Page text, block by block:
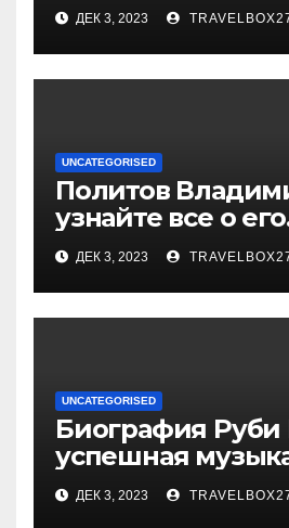
«Иванушки
— история
и судьбы
ДЕК 3, 2023
UNCATEGORISED
Политов
узнайте все о его
биографии,
впечатляющих
достижениях!
ДЕК 3, 2023
UNCATEGORISED
Биография Руби
успешная
карьера, личная
знаковые
ДЕК 3, 2023